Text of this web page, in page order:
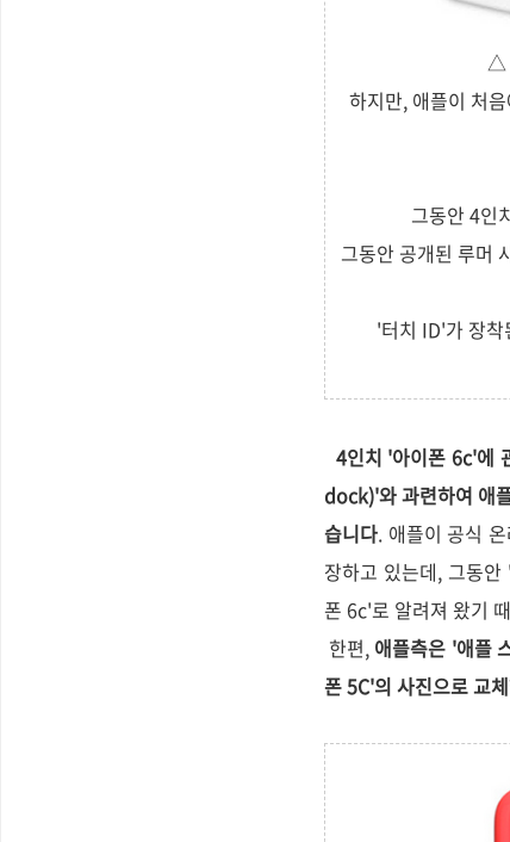
△
하지만, 애플이 처
그동안 4인
그동안 공개된 루머
'터치 ID'가 장
4인치 '아이폰 6c'에
dock)'와 과련하여 애
습니다. 애플이 공식
장하고 있는데, 그동
폰 6c'로 알려져 왔기
한편, 애플측은 '애플
폰 5C'의 사진으로 교체